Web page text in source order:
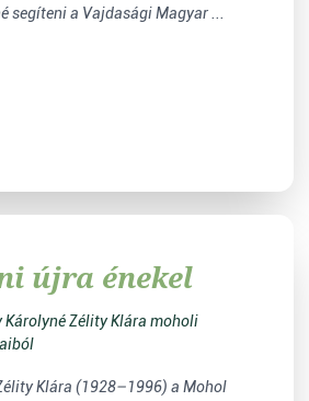
segíteni a Vajdasági Magyar ...
újra énekel
Zélity Klára moholi
Klára (1928–1996) a Mohol